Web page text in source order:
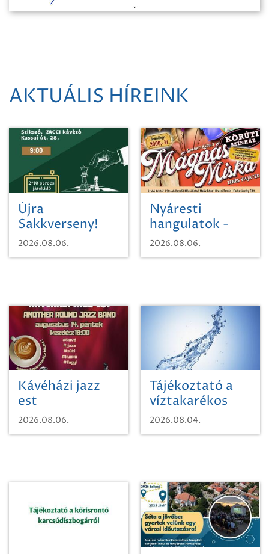
AKTUÁLIS HÍREINK
Újra
Sakkverseny!
2026.08.06.
Nyáresti
hangulatok -
Mágnás Miska
2026.08.06.
Kávéházi jazz
est
2026.08.06.
Tájékoztató a
víztakarékos
vízhasználatról
2026.08.04.